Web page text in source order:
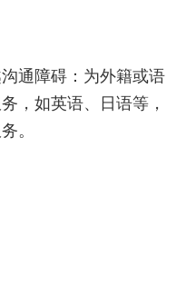
通障碍：为外籍或语
，如英语、日语等，
。